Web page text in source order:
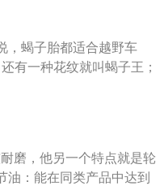
；4、蝎子王，是一款
及花纹，都是结合西方环
，蝎子胎都适合越野车
有一种花纹就叫蝎子王；
雪地都可以用，且不会
城市SUV；4、蝎子王，
的胶料及花纹，都是结合
磨，他另一个特点就是轮
油：能在同类产品中达到